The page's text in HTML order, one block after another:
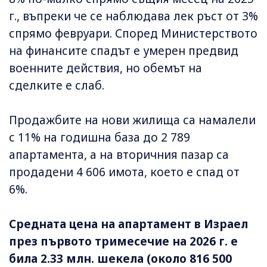
г., въпреки че се наблюдава лек ръст от 3%
спрямо февруари. Според Министерството
на финансите спадът е умерен предвид
военните действия, но обемът на
сделките е слаб.
Продажбите на нови жилища са намалели
с 11% на годишна база до 2 789
апартамента, а на вторичния пазар са
продадени 4 606 имота, което е спад от
6%.
Средната цена на апартамент в Израел
през първото тримесечие на 2026 г. е
била 2.33 млн. шекела (около 816 500